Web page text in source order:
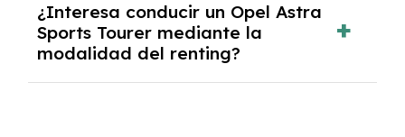
renting se puede adquirir el coche. En este
caso tendrán que analizar los años, la
cantidad de kilómetros recorridos y el coste
del mercado actual.
¿Interesa conducir un Opel Astra
Sports Tourer mediante la
modalidad del renting?